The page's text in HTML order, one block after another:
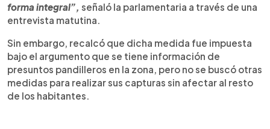
forma integral”, señaló la parlamentaria a través de una
entrevista matutina.
Sin embargo, recalcó que dicha medida fue impuesta
bajo el argumento que se tiene información de
presuntos pandilleros en la zona, pero no se buscó otras
medidas para realizar sus capturas sin afectar al resto
de los habitantes.